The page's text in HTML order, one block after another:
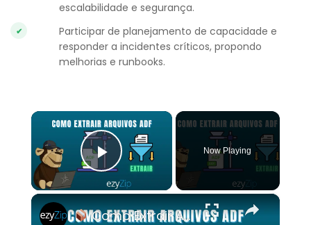
escalabilidade e segurança.
Participar de planejamento de capacidade e
responder a incidentes críticos, propondo
melhorias e runbooks.
×
Play Video
Now Playing
×
Como Extrair Arquivos ADF Online Grátis | Sem Necessidade de Instalação de Software